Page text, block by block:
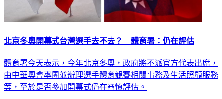
北京冬奧開幕式台灣選手去不去？ 體育署：仍在評估
體育署今天表示，今年北京冬奧，政府將不派官方代表出席，
由中華奧會率團並辦理選手體育競賽相關事務及生活照顧服務
等，至於是否參加開幕式仍在審慎評估。